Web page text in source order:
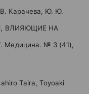
Карачева, Ю. Ю.
ВЛИЯЮЩИЕ НА
Медицина. № 3 (41),
Taira, Toyoaki